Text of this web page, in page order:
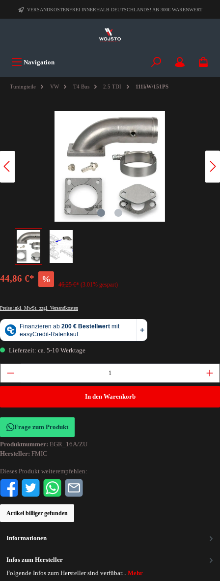
VERSANDKOSTENFREI INNERHALB DEUTSCHLANDS! AB 300€ WARENWERT
Navigation
Tuningteile VW T4 Bus 2.5 TDI 111kW/151PS
44,86 €* %
46,25 €* (3.01% gespart)
Preise inkl. MwSt. zzgl. Versandkosten
Lieferzeit: ca. 5-10 Werktage
In den Warenkorb
Frage zum Produkt
Produktnummer: EGR_16A/ZU
Hersteller: FMIC
Dieses Produkt weiterempfehlen:
Artikel billiger gefunden
Informationen
Infos zum Hersteller
Folgende Infos zum Hersteller sind verfübar... Mehr